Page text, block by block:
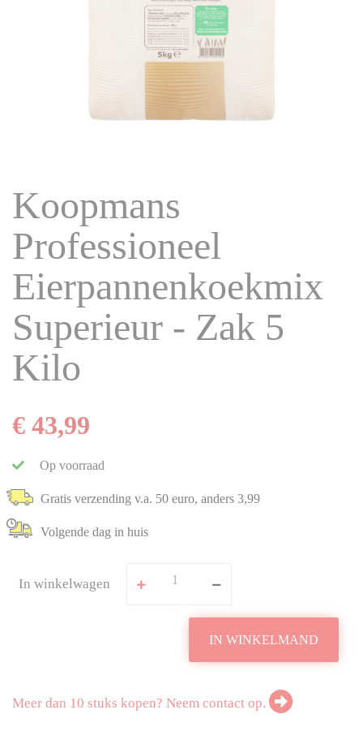
Koopmans
Professioneel
Eierpannenkoekmix
Superieur - Zak 5
Kilo
€ 43,99
Op voorraad
Gratis verzending v.a. 50 euro, anders 3,99
Volgende dag in huis
In winkelwagen
IN WINKELMAND
Meer dan 10 stuks kopen? Neem contact op.